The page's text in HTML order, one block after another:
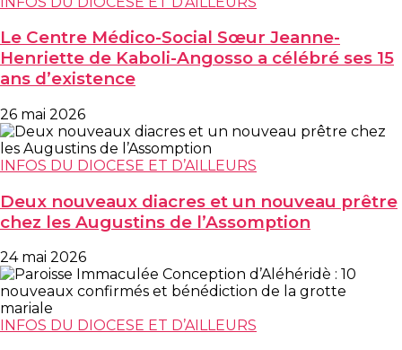
Le Centre Médico-Social Sœur Jeanne-
Henriette de Kaboli-Angosso a célébré ses 15
ans d’existence
26 mai 2026
INFOS DU DIOCESE ET D’AILLEURS
Deux nouveaux diacres et un nouveau prêtre
chez les Augustins de l’Assomption
24 mai 2026
INFOS DU DIOCESE ET D’AILLEURS